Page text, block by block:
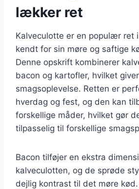
lækker ret
Kalveculotte er en populær ret
kendt for sin møre og saftige
Denne opskrift kombinerer
bacon og kartofler, hvilket
smagsoplevelse. Retten er
hverdag og fest, og den kan
forskellige måder, hvilket gør
tilpasselig til forskellige
Bacon tilføjer en ekstra
kalveculotten, og de sprøde
dejlig kontrast til det møre